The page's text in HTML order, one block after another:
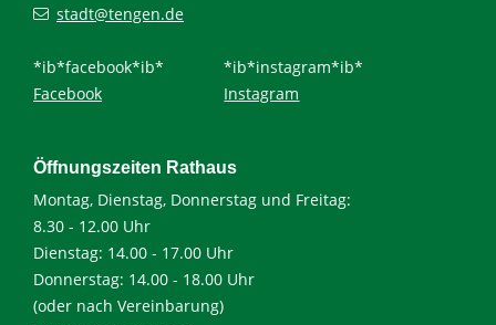
stadt@tengen.de
*ib*facebook*ib*
Facebook
*ib*instagram*ib*
Instagram
Öffnungszeiten Rathaus
Montag, Dienstag, Donnerstag und Freitag:
8.30 - 12.00 Uhr
Dienstag: 14.00 - 17.00 Uhr
Donnerstag: 14.00 - 18.00 Uhr
(oder nach Vereinbarung)